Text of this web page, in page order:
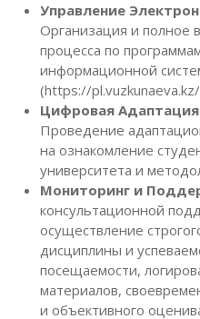
Управление
Организация и полное
процесса по
информационной
(https://pl.vuzkunaeva.kz/
Цифровая
Проведение
на ознакомление
университета и
Мониторинг и
консультационной
осуществление
дисциплины и
посещаемости,
материалов,
и объективного